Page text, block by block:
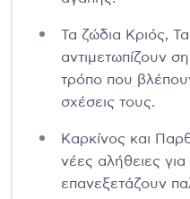
Τα ζώδια Κριός,
αντιμετωπίζουν
τρόπο που
σχέσεις τους.
Καρκίνος και
νέες αλήθειες
επανεξετάζουν